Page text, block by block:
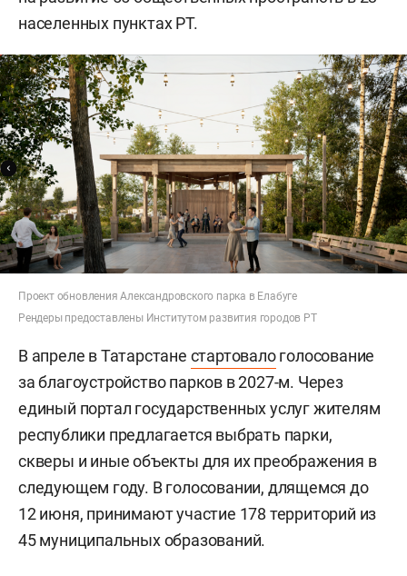
населенных пунктах РТ.
Проект обновления Александровского парка в Елабуге
Рендеры предоставлены Институтом развития городов РТ
В апреле в Татарстане стартовалоголосование
за благоустройство парков в 2027-м. Через
единый портал государственных услуг жителям
республики предлагается выбрать парки,
скверы и иные объекты для их преображения в
следующем году. В голосовании, длящемся до
12 июня, принимают участие 178 территорий из
45 муниципальных образований.